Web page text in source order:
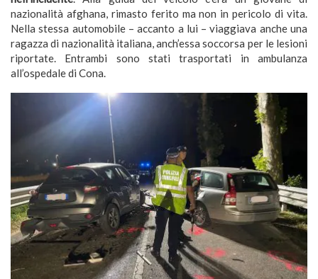
nazionalità afghana, rimasto ferito ma non in pericolo di vita.
Nella stessa automobile – accanto a lui – viaggiava anche una
ragazza di nazionalità italiana, anch’essa soccorsa per le lesioni
riportate. Entrambi sono stati trasportati in ambulanza
all’ospedale di Cona.